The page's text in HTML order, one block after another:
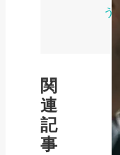
う
関
連
記
事